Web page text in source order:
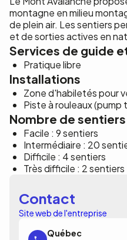
montagne en milieu
de plein air. Les sentiers
et de sorties actives en
Services de guide
Pratique libre
Installations
Zone d'habiletés pour
Piste à rouleaux (pump
Nombre de
Facile : 9 sentiers
Intermédiaire : 20
Difficile : 4 sentiers
Très difficile : 2 sentiers
Contact
Site web de l'entreprise